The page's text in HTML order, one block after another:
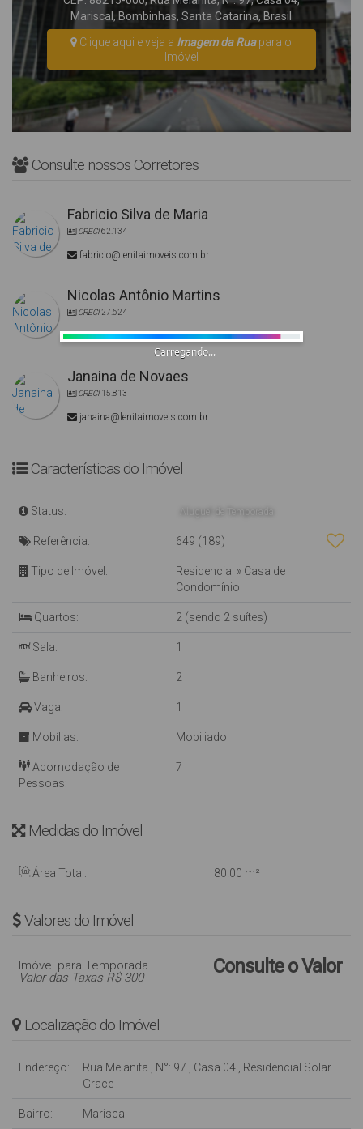
Mariscal, Bombinhas,Santa Catarina, Brasil
Clique aqui e veja a Imagem da Ruapara o
Imóvel
Consulte nossos Corretores
Fabricio Silva de Maria
CRECI62.134
fabricio@lenitaimoveis.com.br
Nicolas Antônio Martins
CRECI27.624
nicolas@lenitaimoveis.com.br
Janaina de Novaes
CRECI15.813
janaina@lenitaimoveis.com.br
Características do Imóvel
Status:
Referência: 649 (189)
Tipo de Imóvel: Residencial » Casa de
Condomínio
Quartos: 2 (sendo 2 suítes)
Sala: 1
Banheiros: 2
Vaga: 1
Mobílias: Mobiliado
Acomodação de
Pessoas:
7
Medidas do Imóvel
Área Total: 80.00 m²
Valores do Imóvel
Consulte o Valor
Imóvel para Temporada
Valor das Taxas R$ 300
Localização do Imóvel
Endereço: Rua Melanita , N°: 97 , Casa 04 , Residencial Solar
Grace
Bairro: Mariscal
Carregando...